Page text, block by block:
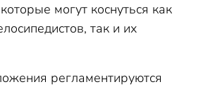
могут коснуться как
так и их
регламентируются